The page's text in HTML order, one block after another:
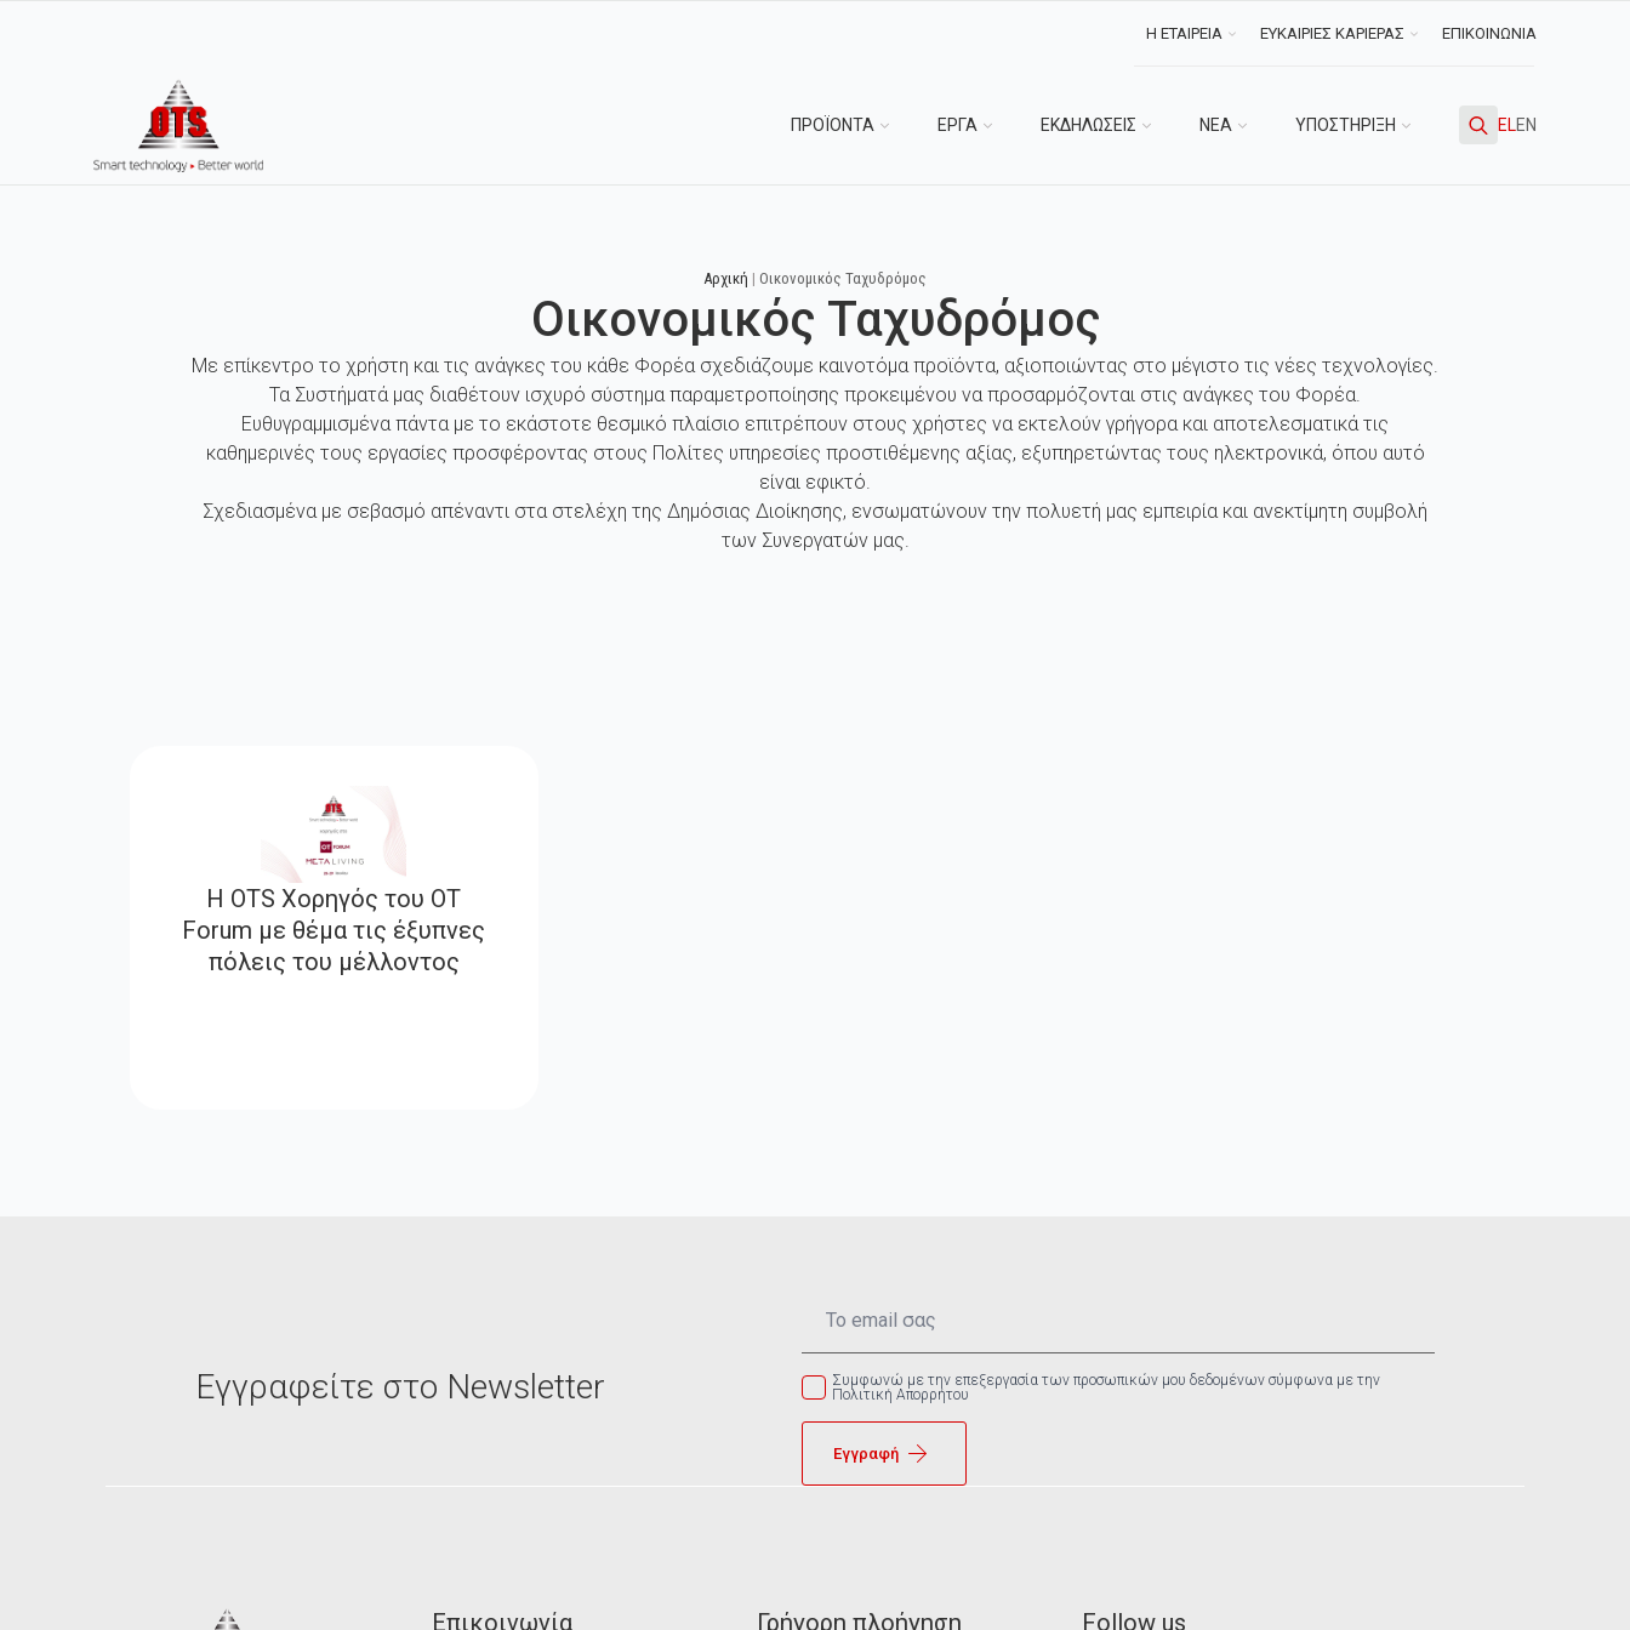
Η ΕΤΑΙΡΕΙΑ ΕΥΚΑΙΡΙΕΣ ΚΑΡΙΕΡΑΣ ΕΠΙΚΟΙΝΩΝΙΑ
ΠΡΟΪΟΝΤΑ ΕΡΓΑ ΕΚΔΗΛΩΣΕΙΣ ΝΕΑ ΥΠΟΣΤΗΡΙΞΗ ELEN
Αρχική | Οικονομικός Ταχυδρόμος
Οικονομικός Ταχυδρόμος
Με επίκεντρο το χρήστη και τις ανάγκες του κάθε Φορέα σχεδιάζουμε καινοτόμα προϊόντα, αξιοποιώντας στο μέγιστο τις νέες τεχνολογίες.
Τα Συστήματά μας διαθέτουν ισχυρό σύστημα παραμετροποίησης προκειμένου να προσαρμόζονται στις ανάγκες του Φορέα.
Ευθυγραμμισμένα πάντα με το εκάστοτε θεσμικό πλαίσιο επιτρέπουν στους χρήστες να εκτελούν γρήγορα και αποτελεσματικά τις
καθημερινές τους εργασίες προσφέροντας στους Πολίτες υπηρεσίες προστιθέμενης αξίας, εξυπηρετώντας τους ηλεκτρονικά, όπου αυτό
είναι εφικτό.
Σχεδιασμένα με σεβασμό απέναντι στα στελέχη της Δημόσιας Διοίκησης, ενσωματώνουν την πολυετή μας εμπειρία και ανεκτίμητη συμβολή
των Συνεργατών μας.
Η OTS Χορηγός του OT
Forum με θέμα τις έξυπνες
πόλεις του μέλλοντος
Εγγραφείτε στο Newsletter
Συμφωνώ με την επεξεργασία των προσωπικών μου δεδομένων σύμφωνα με την
Πολιτική Απορρήτου
Εγγραφή
Επικοινωνία Γρήγορη πλοήγηση Follow us